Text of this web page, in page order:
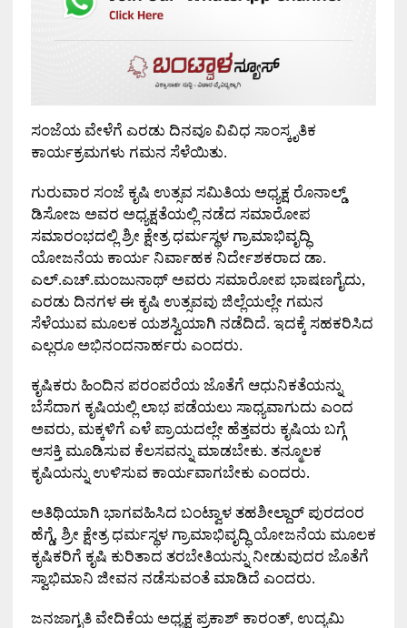
ಸಂಜೆಯ ವೇಳೆಗೆ ಎರಡು ದಿನವೂ ವಿವಿಧ ಸಾಂಸ್ಕೃತಿಕ
ಕಾರ್ಯಕ್ರಮಗಳು ಗಮನ ಸೆಳೆಯಿತು.
ಗುರುವಾರ ಸಂಜೆ ಕೃಷಿ ಉತ್ಸವ ಸಮಿತಿಯ ಅಧ್ಯಕ್ಷ ರೊನಾಲ್ಡ್
ಡಿಸೋಜ ಅವರ ಅಧ್ಯಕ್ಷತೆಯಲ್ಲಿ ನಡೆದ ಸಮಾರೋಪ
ಸಮಾರಂಭದಲ್ಲಿ ಶ್ರೀ ಕ್ಷೇತ್ರ ಧರ್ಮಸ್ಥಳ ಗ್ರಾಮಾಭಿವೃದ್ಧಿ
ಯೋಜನೆಯ ಕಾರ್ಯ ನಿರ್ವಾಹಕ ನಿರ್ದೇಶಕರಾದ ಡಾ.
ಎಲ್.ಎಚ್.ಮಂಜುನಾಥ್ ಅವರು ಸಮಾರೋಪ ಭಾಷಣಗೈದು,
ಎರಡು ದಿನಗಳ ಈ ಕೃಷಿ ಉತ್ಸವವು ಜಿಲ್ಲೆಯಲ್ಲೇ ಗಮನ
ಸೆಳೆಯುವ ಮೂಲಕ ಯಶಸ್ವಿಯಾಗಿ ನಡೆದಿದೆ. ಇದಕ್ಕೆ ಸಹಕರಿಸಿದ
ಎಲ್ಲರೂ ಅಭಿನಂದನಾರ್ಹರು ಎಂದರು.
ಕೃಷಿಕರು ಹಿಂದಿನ ಪರಂಪರೆಯ ಜೊತೆಗೆ ಆಧುನಿಕತೆಯನ್ನು
ಬೆಸೆದಾಗ ಕೃಷಿಯಲ್ಲಿ ಲಾಭ ಪಡೆಯಲು ಸಾಧ್ಯವಾಗುದು ಎಂದ
ಅವರು, ಮಕ್ಕಳಿಗೆ ಎಳೆ ಪ್ರಾಯದಲ್ಲೇ ಹೆತ್ತವರು ಕೃಷಿಯ ಬಗ್ಗೆ
ಆಸಕ್ತಿ ಮೂಡಿಸುವ ಕೆಲಸವನ್ನು ಮಾಡಬೇಕು. ತನ್ಮೂಲಕ
ಕೃಷಿಯನ್ನು ಉಳಿಸುವ ಕಾರ್ಯವಾಗಬೇಕು ಎಂದರು.
ಅತಿಥಿಯಾಗಿ ಭಾಗವಹಿಸಿದ ಬಂಟ್ವಾಳ ತಹಶೀಲ್ದಾರ್ ಪುರದಂರ
ಹೆಗ್ಡೆ, ಶ್ರೀ ಕ್ಷೇತ್ರ ಧರ್ಮಸ್ಥಳ ಗ್ರಾಮಾಭಿವೃದ್ಧಿ ಯೋಜನೆಯ ಮೂಲಕ
ಕೃಷಿಕರಿಗೆ ಕೃಷಿ ಕುರಿತಾದ ತರಬೇತಿಯನ್ನು ನೀಡುವುದರ ಜೊತೆಗೆ
ಸ್ವಾಭಿಮಾನಿ ಜೀವನ ನಡೆಸುವಂತೆ ಮಾಡಿದೆ ಎಂದರು.
ಜನಜಾಗೃತಿ ವೇದಿಕೆಯ ಅಧ್ಯಕ್ಷ ಪ್ರಕಾಶ್ ಕಾರಂತ್, ಉದ್ಯಮಿ